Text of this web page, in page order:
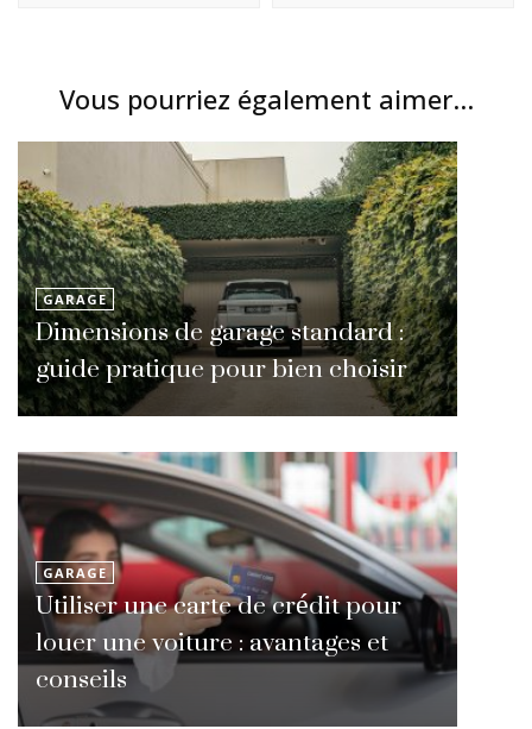
Vous pourriez également aimer...
GARAGE
Dimensions de garage standard :
guide pratique pour bien choisir
GARAGE
Utiliser une carte de crédit pour
louer une voiture : avantages et
conseils